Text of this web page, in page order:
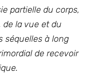
partielle du corps,
de la vue et du
séquelles à long
de recevoir